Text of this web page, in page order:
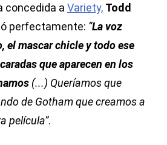
concedida a Variety, Todd
perfectamente: “La voz
el mascar chicle y todo ese
que aparecen en los
(...) Queríamos que
de Gotham que creamos a
película”.